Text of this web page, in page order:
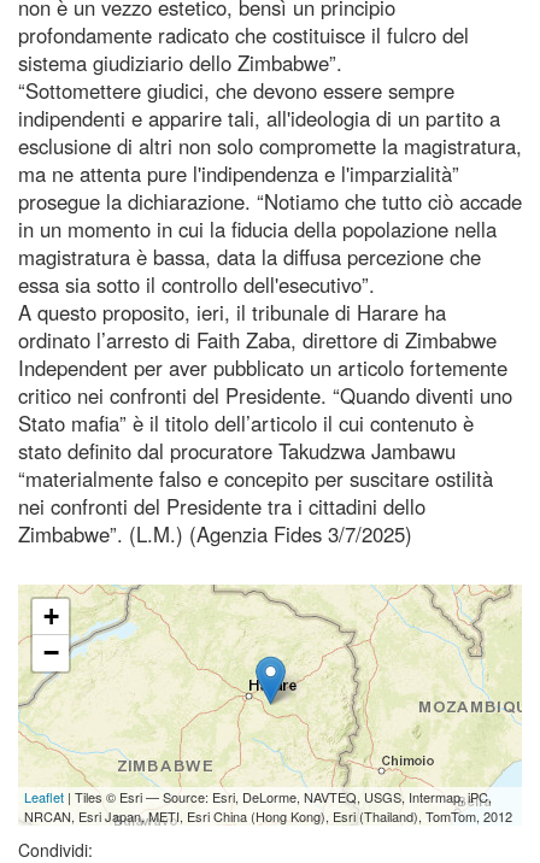
non è un vezzo estetico, bensì un principio
profondamente radicato che costituisce il fulcro del
sistema giudiziario dello Zimbabwe”.
“Sottomettere giudici, che devono essere sempre
indipendenti e apparire tali, all'ideologia di un partito a
esclusione di altri non solo compromette la magistratura,
ma ne attenta pure l'indipendenza e l'imparzialità”
prosegue la dichiarazione. “Notiamo che tutto ciò accade
in un momento in cui la fiducia della popolazione nella
magistratura è bassa, data la diffusa percezione che
essa sia sotto il controllo dell'esecutivo”.
A questo proposito, ieri, il tribunale di Harare ha
ordinato l’arresto di Faith Zaba, direttore di Zimbabwe
Independent per aver pubblicato un articolo fortemente
critico nei confronti del Presidente. “Quando diventi uno
Stato mafia” è il titolo dell’articolo il cui contenuto è
stato definito dal procuratore Takudzwa Jambawu
“materialmente falso e concepito per suscitare ostilità
nei confronti del Presidente tra i cittadini dello
Zimbabwe”. (L.M.) (Agenzia Fides 3/7/2025)
+
−
Leaflet | Tiles © Esri — Source: Esri, DeLorme, NAVTEQ, USGS, Intermap, iPC,
NRCAN, Esri Japan, METI, Esri China (Hong Kong), Esri (Thailand), TomTom, 2012
Condividi: